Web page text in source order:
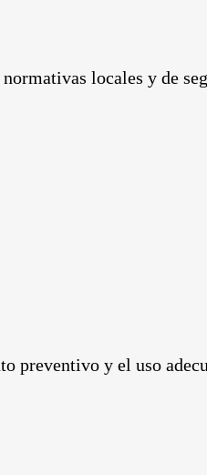
locales y de
preventivo y el uso